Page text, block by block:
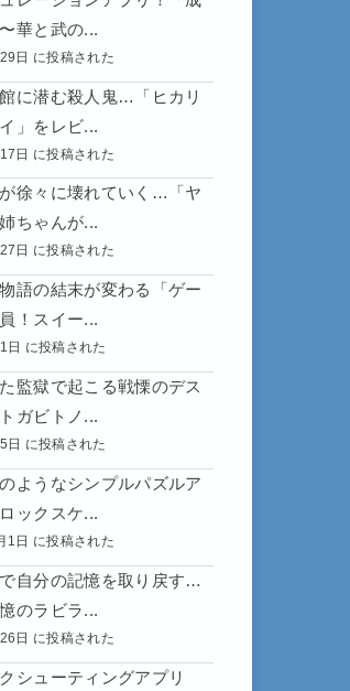
華と武の...
日 に投稿された
に潜む殺人鬼…「ヒカリ
」をレビ...
日 に投稿された
徐々に壊れていく…「ヤ
ちゃんが...
日 に投稿された
語の結末が変わる「ゲー
！スイー...
日 に投稿された
監獄で起こる戦慄のデス
ガビトノ...
日 に投稿された
ようなシンプルパズルア
ックスケ...
1日 に投稿された
自分の記憶を取り戻す…
憶のラビラ...
日 に投稿された
シューティングアプリ